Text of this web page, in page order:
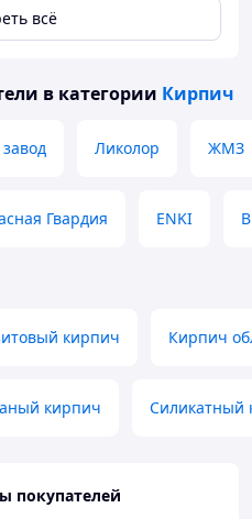
доля
89%
вильных печей
шлаковго пояса,
кладка других
всё
в категории Кирпич
Ликолор ЖМЗ
Гвардия ENKI
кирпич Кирпич
кирпич Силикатный
покупателей